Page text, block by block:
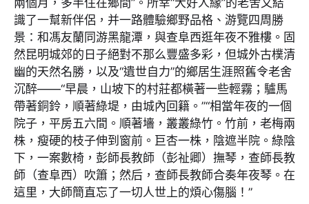
識了一幫新伴侶，并一路體驗鄉野品格、游覽四周勝
景：和馮友蘭同游黑龍潭，與查阜西逛年夜不雅樓。固
然昆明城郊的日子絕對不那么豐盛多彩，但城外古樸清
幽的天然名勝，以及“遺世自力”的鄉居生涯照舊令老舍
沉醉——“早晨，山坡下的村莊都橫著一些輕霧；驢馬
帶著銅鈴，順著綠堤，由城內回籍。”“相當年夜的一個
院子，平房五六間。順著墻，叢叢綠竹。竹前，老梅兩
株，瘦硬的枝子伸到窗前。巨杏一株，陰遮半院。綠陰
下，一案數椅，彭師長教師（彭祉卿）撫琴，查師長教
師（查阜西）吹簫；然后，查師長教師合奏年夜琴。在
這里，大師簡直忘了一切人世上的煩心傷腦！”